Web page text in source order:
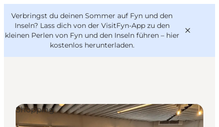
Verbringst du deinen Sommer auf Fyn und den
Inseln? Lass dich von der VisitFyn-App zu den
kleinen Perlen von Fyn und den Inseln führen – hier
kostenlos herunterladen.
Reise Ideen
Outdoor & bike
VisitFyn
Deutsch
Shopping